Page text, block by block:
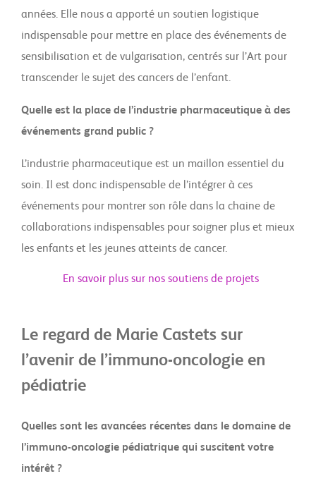
années. Elle nous a apporté un soutien logistique
indispensable pour mettre en place des événements de
sensibilisation et de vulgarisation, centrés sur l’Art pour
transcender le sujet des cancers de l’enfant.
Quelle est la place de l’industrie pharmaceutique à des
événements grand public ?
L’industrie pharmaceutique est un maillon essentiel du
soin. Il est donc indispensable de l’intégrer à ces
événements pour montrer son rôle dans la chaine de
collaborations indispensables pour soigner plus et mieux
les enfants et les jeunes atteints de cancer.
En savoir plus sur nos soutiens de projets
Le regard de Marie Castets sur
l’avenir de l’immuno-oncologie en
pédiatrie
Quelles sont les avancées récentes dans le domaine de
l’immuno-oncologie pédiatrique qui suscitent votre
intérêt ?